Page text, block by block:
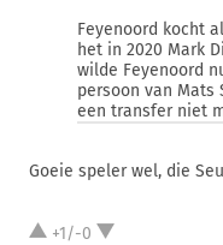
Feyenoord kocht
het in 2020 Mark
wilde Feyenoord
persoon van Mats
een transfer niet
Goeie speler wel, die
+1/-0